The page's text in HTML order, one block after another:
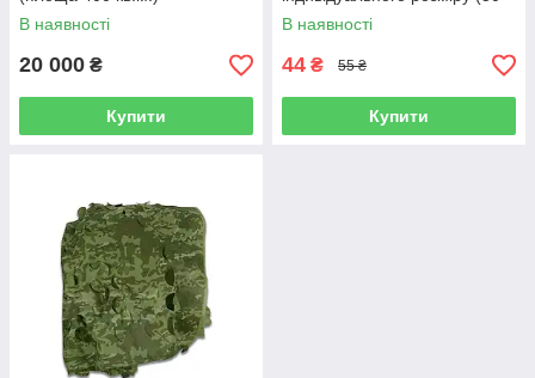
В наявності
20 000 ₴
Купити
грн за 1 кв.м.)
В наявності
44 ₴ 55 ₴
Купити